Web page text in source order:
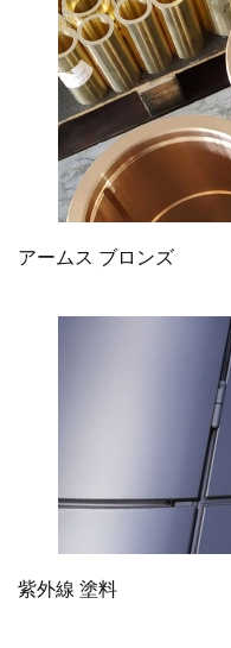
アームス ブロンズ
紫外線 塗料